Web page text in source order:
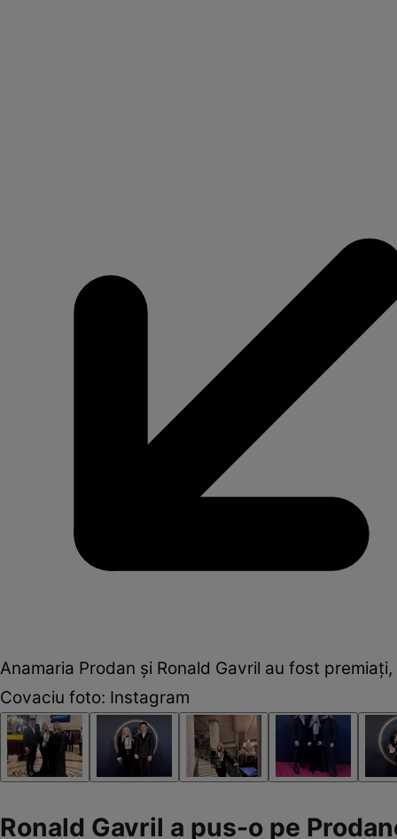
Anamaria Prodan și Ronald Gavril au fost
Covaciu foto: Instagram
Ronald Gavril a pus-o pe